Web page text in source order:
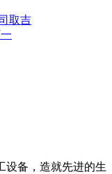
取吉
设备，造就先进的生